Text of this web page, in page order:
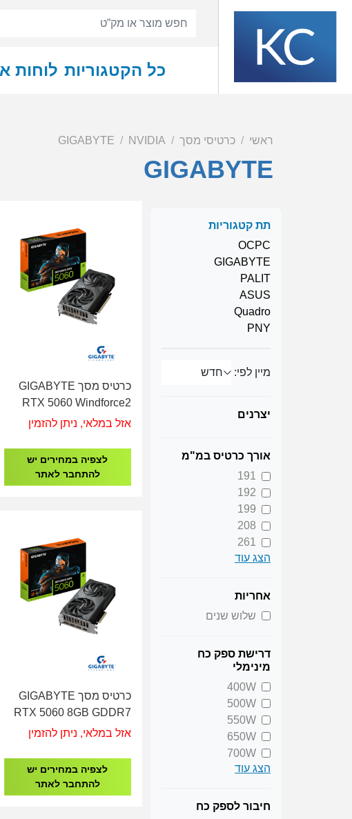
כל הקטגוריות לוחות
ראשי כרטיסי מסך NVIDIA
GIGABYTE
GIGABYTE
תת קטגוריות
OCPC
GIGABYTE
PALIT
ASUS
Quadro
PNY
מיין לפי:
יצרנים
אורך כרטיס במ"מ
191
192
199
208
261
272
304
360
הצג עוד
אחריות
שלוש שנים
דרישת ספק כח
מינימלי
400W
500W
550W
650W
700W
750W
הצג עוד
חיבור לספק כח
כרטיס מסך GIGABYTE
RTX 5060 Windforce2
MAX OC 8GB GV-
אזל במלאי, ניתן להזמין
לצפיה במחירים יש
להתחבר לאתר
כרטיס מסך GIGABYTE
RTX 5060 8GB GDDR7
GV-N5060WF2OC-8GD
אזל במלאי, ניתן להזמין
לצפיה במחירים יש
להתחבר לאתר